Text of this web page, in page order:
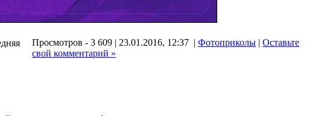
Просмотров - 3 609 | 23.01.2016, 12:37 | Фотоприколы | Оставьте
свой комментарий »